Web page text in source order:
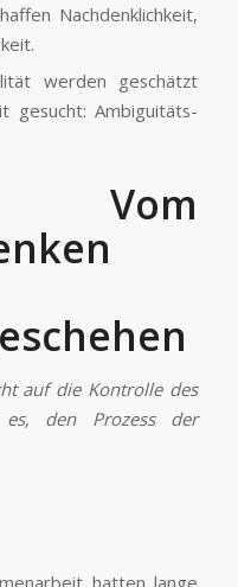
Nachdenklichkeit,
werden geschätzt
gesucht: Ambiguitäts-
auf die Kontrolle des
es, den Prozess der
hatten lange